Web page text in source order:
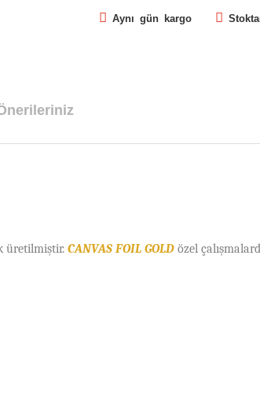
Aynı gün kargo
üretilmiştir. CANVAS FOIL GOLD özel çalış